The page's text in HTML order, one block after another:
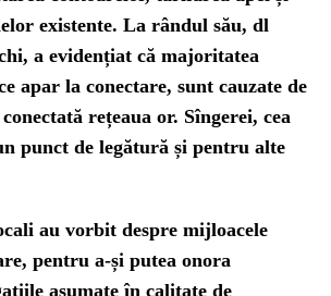
existente. La rândul său, dl
a evidențiat că majoritatea
apar la conectare, sunt cauzate de
rețeaua or. Sîngerei, cea
punct de legătură și pentru alte
au vorbit despre mijloacele
pentru a-și putea onora
asumate în calitate de